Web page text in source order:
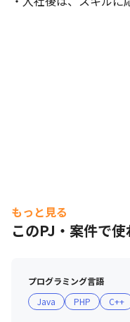
もっと見る
このPJ・案件で
プログラミング言語
Java
PHP C++